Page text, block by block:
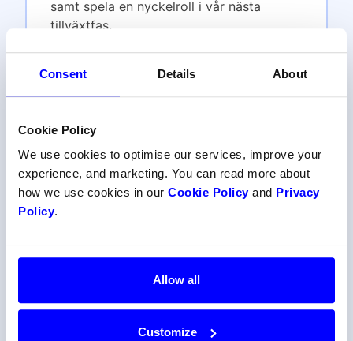
Consent Details About
Cookie Policy
We use cookies to optimise our services, improve your
experience, and marketing. You can read more about
how we use cookies in our Cookie Policyand Privacy
Policy.
Allow all
Customize
samt spela en nyckelroll i vår nästa
tillväxtfas.
Les mer
Senior Enterprise Seller - Platforms
and Enterprises
Your title might be Senior Enterprise
Seller, Key Account Manager, or Senior
more about what you do and who you are
than what it says on your LinkedIn.
sales cycle for new merchants and
platforms in the Enterprise segment. Your